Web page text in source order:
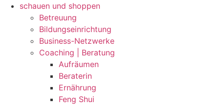
schauen und shoppen
Betreuung
Bildungseinrichtung
Business-Netzwerke
Coaching | Beratung
Aufräumen
Beraterin
Ernährung
Feng Shui